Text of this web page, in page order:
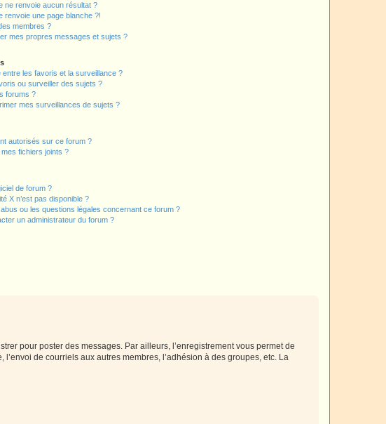
ne renvoie aucun résultat ?
renvoie une page blanche ?!
membres ?
mes propres messages et sujets ?
entre les favoris et la surveillance ?
ou surveiller des sujets ?
forums ?
mes surveillances de sujets ?
autorisés sur ce forum ?
fichiers joints ?
de forum ?
X n’est pas disponible ?
ou les questions légales concernant ce forum ?
un administrateur du forum ?
pour poster des messages. Par ailleurs, l’enregistrement vous permet de
de courriels aux autres membres, l’adhésion à des groupes, etc. La